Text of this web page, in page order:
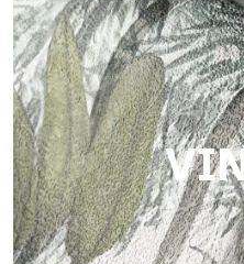
Touch
Acabado con trama fibrosa e
que aporta calidez y